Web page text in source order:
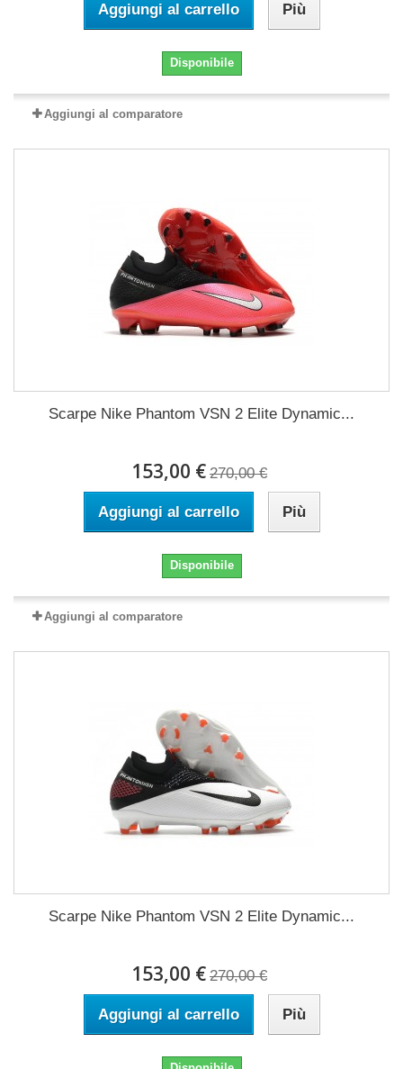
Aggiungi al carrello Più
Disponibile
Aggiungi al comparatore
Scarpe Nike Phantom VSN 2 Elite Dynamic...
153,00 € 270,00 €
Aggiungi al carrello Più
Disponibile
Aggiungi al comparatore
Scarpe Nike Phantom VSN 2 Elite Dynamic...
153,00 € 270,00 €
Aggiungi al carrello Più